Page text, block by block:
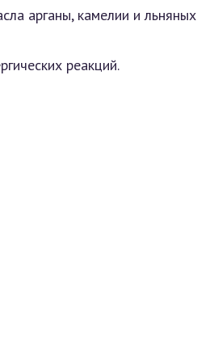
арганы, камелии и льняных
реакций.